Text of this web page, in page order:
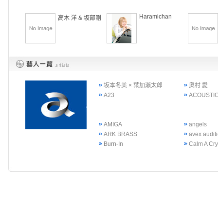
高木 洋 & 坂部剛 Haramichan
坂本冬美 × 葉加瀨太郎
奥村 愛
A23
AMIGA
angels
ARK BRASS
avex
Burn-In
Calm A